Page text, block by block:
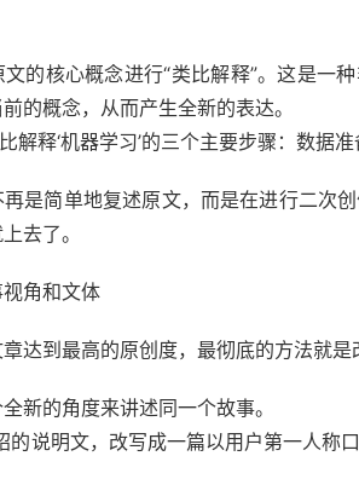
的核心概念进行“类比解释”。这是一
的概念，从而产生全新的表达。
解释‘机器学习’的三个主要步骤：数据
是简单地复述原文，而是在进行二次
去了。
角和文体
达到最高的原创度，最彻底的方法就是
新的角度来讲述同一个故事。
的说明文，改写成一篇以用户第一人称